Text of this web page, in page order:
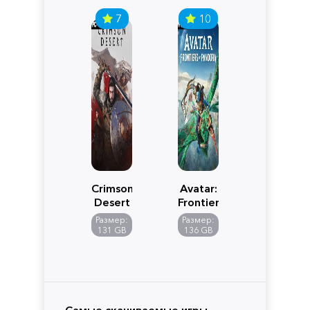
7
Crimson
Desert
Размер:
131 GB
10
Avatar:
Frontiers
of
Pandora
Размер:
136 GB